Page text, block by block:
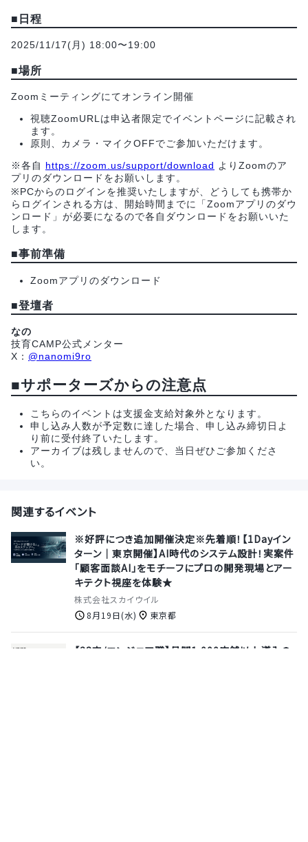
■日程
2025/11/17(月) 18:00〜19:00
■場所
Zoomミーティングにてオンライン開催
視聴ZoomURLは申込者限定でイベントページに記載され
ます。
原則、カメラ・マイクOFFでご参加いただけます。
※各自 https://zoom.us/support/download よりZoomのア
プリのダウンロードをお願いします。
※PCからのログインを推奨いたしますが、どうしても携帯か
らログインされる方は、開始時間までに「Zoomアプリのダウ
ンロード」が必要になるので各自ダウンロードをお願いいた
します。
■事前準備
Zoomアプリのダウンロード
■登壇者
なの
技育CAMP公式メンター
X： @nanomi9ro
■サポーターズからの注意点
こちらのイベントは支援金支給対象外となります。
申し込み人数が予定数に達した場合、申し込み締切日よ
り前に受付終了いたします。
アーカイブは残しませんので、当日ぜひご参加くださ
い。
関連するイベント
※好評につき追加開催決定※先着順！【1Dayイン
ターン｜東京開催】AI時代のシステム設計！実案件
「顧客面談AI」をモチーフにプロの開発現場とアー
キテクト視座を体験★
株式会社スカイウイル
8月19日(水)
東京都
【28卒/エンジニア職】月間1,000店舗以上導入の